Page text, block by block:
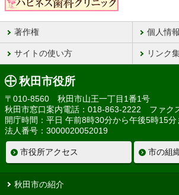
著作権 個人情
サイトの使い方 リンク
秋田市役所
〒010-8560 秋田市山王一丁目1番1号
秋田市窓口案内電話：018-863-2222 ファク
開庁時間：平日 午前8時30分から午後5時15分
法人番号：3000020052019
市役所アクセス 市の組
秋田市の紹介